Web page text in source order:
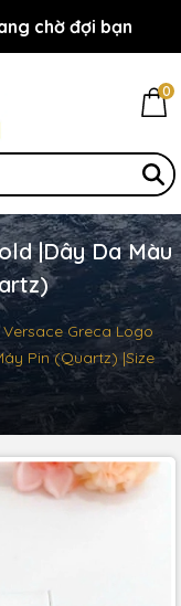
chờ đợi bạn
0
|Dây Da Màu
Versace Greca Logo
Pin (Quartz) |Size